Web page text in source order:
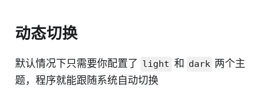
动态切换
默认情况下只需要你配置了 light 和 dark 两个主
题，程序就能跟随系统自动切换